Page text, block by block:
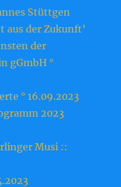
Stüttgen
aus der Zukunft’
der
gGmbH °
° 16.09.2023
2023
Musi ::